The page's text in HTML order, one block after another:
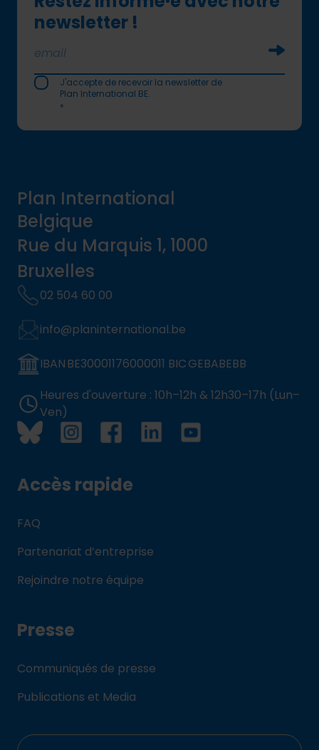
newsletter !
J'accepte de recevoir la newsletter de
Plan International BE.
*
Plan International
Belgique
Rue du Marquis 1, 1000
Bruxelles
02 504 60 00
info@planinternational.be
IBAN BE30001176000011 BIC GEBABEBB
Heures d'ouverture : 10h–12h & 12h30–17h (Lun–
Ven)
Accès rapide
FAQ
Partenariat d’entreprise
Rejoindre notre équipe
Presse
Communiqués de presse
Publications et Media